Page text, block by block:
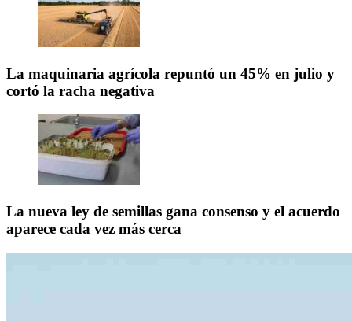
La maquinaria agrícola repuntó un 45% en julio y
cortó la racha negativa
La nueva ley de semillas gana consenso y el acuerdo
aparece cada vez más cerca